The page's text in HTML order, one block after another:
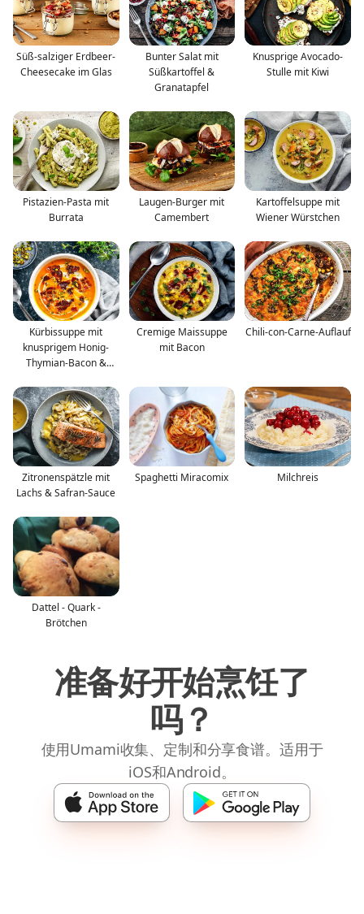
Süß-salziger Erdbeer-
Cheesecake im Glas
Bunter Salat mit
Süßkartoffel &
Granatapfel
Knusprige Avocado-
Stulle mit Kiwi
Pistazien-Pasta mit
Burrata
Laugen-Burger mit
Camembert
Kartoffelsuppe mit
Wiener Würstchen
Kürbissuppe mit
knusprigem Honig-
Thymian-Bacon &
Cremige Maissuppe
mit Bacon
Chili-con-Carne-Auflauf
Zitronenspätzle mit
Lachs & Safran-Sauce
Spaghetti Miracomix Milchreis
Dattel - Quark -
Brötchen
准备好开始烹饪了
吗？
使用Umami收集、定制和分享食谱。适用于
iOS和Android。